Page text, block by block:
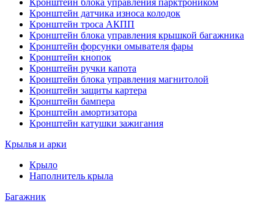
Кронштейн датчика износа колодок
Кронштейн троса АКПП
Кронштейн блока управления крышкой багажника
Кронштейн форсунки омывателя фары
Кронштейн кнопок
Кронштейн ручки капота
Кронштейн блока управления магнитолой
Кронштейн защиты картера
Кронштейн бампера
Кронштейн амортизатора
Кронштейн катушки зажигания
Крылья и арки
Крыло
Наполнитель крыла
Багажник